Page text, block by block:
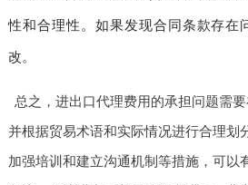
性和合理性。如果发现合同条款存在
改。
总之，进出口代理费用的承担问题需
并根据贸易术语和实际情况进行合理划
加强培训和建立沟通机制等措施，可以